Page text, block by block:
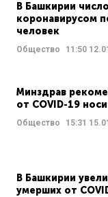
В Башкирии
коронавирусом
человек
Общество 11:50
Минздрав
от COVID-19
Общество 15:31
В Башкирии
умерших от